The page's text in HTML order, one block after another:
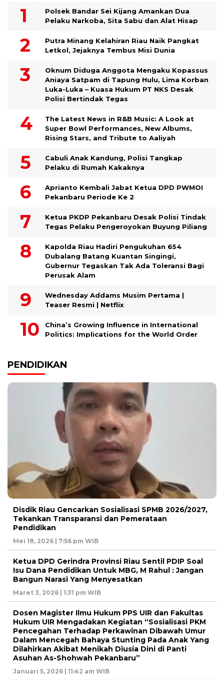
Polsek Bandar Sei Kijang Amankan Dua
Pelaku Narkoba, Sita Sabu dan Alat Hisap
Putra Minang Kelahiran Riau Naik Pangkat
Letkol, Jejaknya Tembus Misi Dunia
Oknum Diduga Anggota Mengaku Kopassus
Aniaya Satpam di Tapung Hulu, Lima Korban
Luka-Luka – Kuasa Hukum PT NKS Desak
Polisi Bertindak Tegas
The Latest News in R&B Music: A Look at
Super Bowl Performances, New Albums,
Rising Stars, and Tribute to Aaliyah
Cabuli Anak Kandung, Polisi Tangkap
Pelaku di Rumah Kakaknya
Aprianto Kembali Jabat Ketua DPD PWMOI
Pekanbaru Periode Ke 2
Ketua PKDP Pekanbaru Desak Polisi Tindak
Tegas Pelaku Pengeroyokan Buyung Piliang
Kapolda Riau Hadiri Pengukuhan 654
Dubalang Batang Kuantan Singingi,
Gubernur Tegaskan Tak Ada Toleransi Bagi
Perusak Alam
Wednesday Addams Musim Pertama |
Teaser Resmi | Netflix
China’s Growing Influence in International
Politics: Implications for the World Order
PENDIDIKAN
Disdik Riau Gencarkan Sosialisasi SPMB 2026/2027,
Tekankan Transparansi dan Pemerataan
Pendidikan
Mei 18, 2026 | 7:56 pm WIB
Ketua DPD Gerindra Provinsi Riau Sentil PDIP Soal
Isu Dana Pendidikan Untuk MBG, M Rahul : Jangan
Bangun Narasi Yang Menyesatkan
Maret 3, 2026 | 1:31 pm WIB
Dosen Magister Ilmu Hukum PPS UIR dan Fakultas
Hukum UIR Mengadakan Kegiatan “Sosialisasi PKM
Pencegahan Terhadap Perkawinan Dibawah Umur
Dalam Mencegah Bahaya Stunting Pada Anak Yang
Dilahirkan Akibat Menikah Diusia Dini di Panti
Asuhan As-Shohwah Pekanbaru”
Januari 5, 2026 | 11:42 am WIB